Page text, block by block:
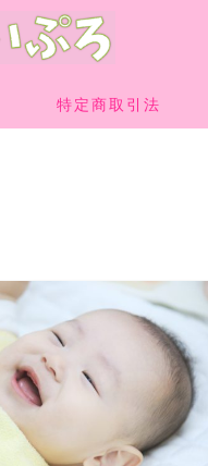
特定商取引法